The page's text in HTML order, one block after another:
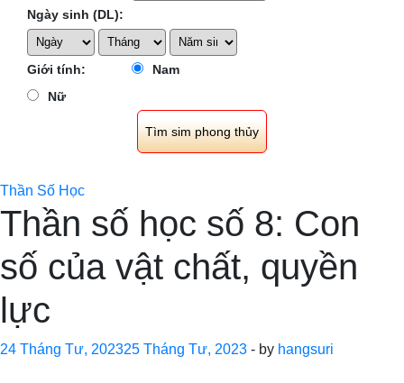
Ngày sinh (DL):
Giới tính:
Nam
Nữ
Thần Số Học
Thần số học số 8: Con
số của vật chất, quyền
lực
24 Tháng Tư, 202325 Tháng Tư, 2023 - by hangsuri